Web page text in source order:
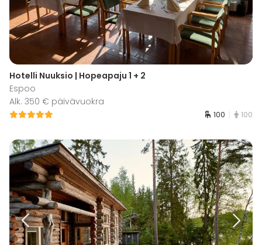
Hotelli Nuuksio | Hopeapaju 1 + 2
Espoo
Alk. 350 € päivävuokra
100 100